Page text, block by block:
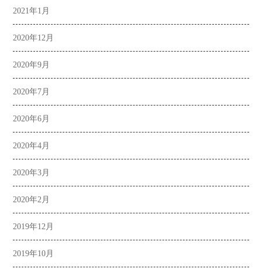
2021年1月
2020年12月
2020年9月
2020年7月
2020年6月
2020年4月
2020年3月
2020年2月
2019年12月
2019年10月